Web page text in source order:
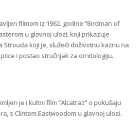
filmom iz 1962. godine “Birdman of
u glavnoj ulozi, koji prikazuje
Strouda koji je, služeći doživotnu kaznu na
i postao stručnjak za ornitologiju.
je i kultni film “Alcatraz” o pokušaju
s Clintom Eastwoodom u glavnoj ulozi.